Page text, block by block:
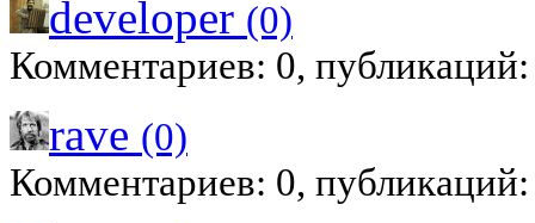
developer (0)
Комментариев: 0,
rave (0)
Комментариев: 0,